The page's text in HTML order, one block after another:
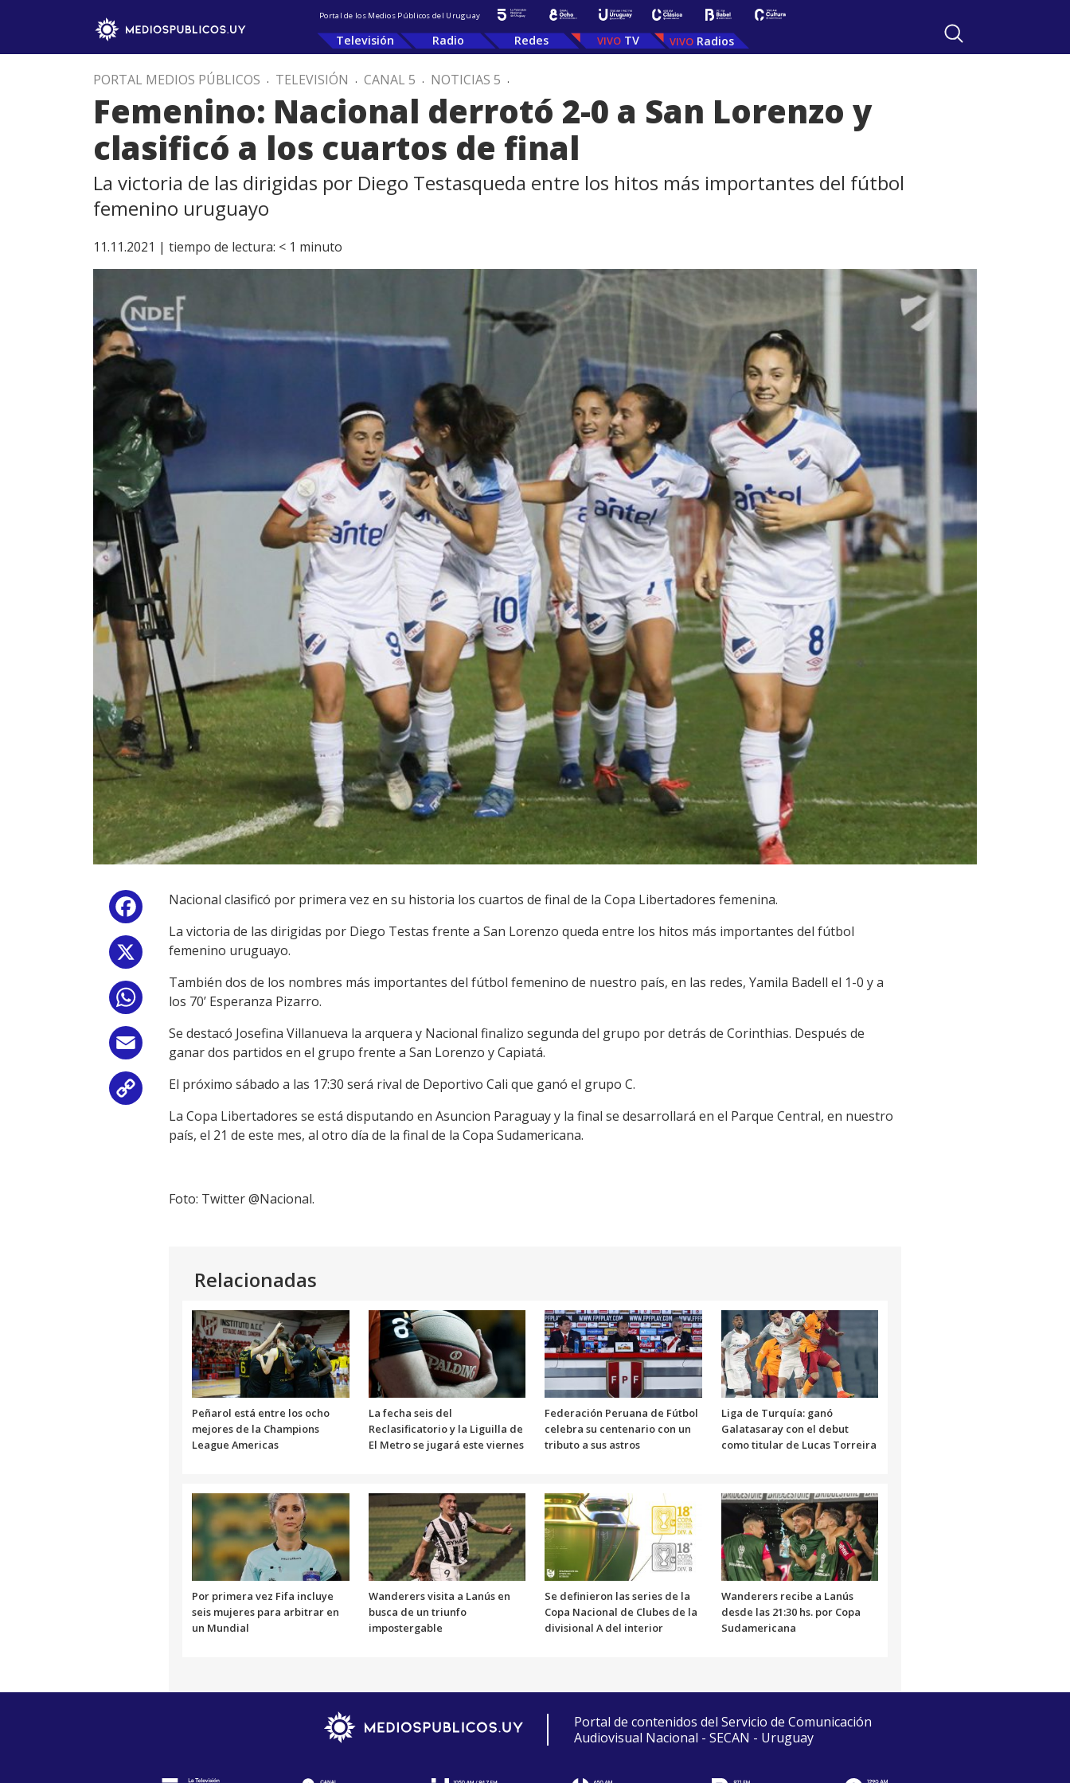
Portal de los Medios Públicos del Uruguay
Televisión Radio Redes TV Radios
PORTAL MEDIOS PÚBLICOS . TELEVISIÓN . CANAL 5 . NOTICIAS 5 .
Femenino: Nacional derrotó 2-0 a San Lorenzo y
clasificó a los cuartos de final
La victoria de las dirigidas por Diego Testasqueda entre los hitos más importantes del fútbol
femenino uruguayo
11.11.2021 | tiempo de lectura: < 1 minuto
Facebook
WhatsApp
Email
Copy
Link
Nacional clasificó por primera vez en su historia los cuartos de final de la Copa Libertadores femenina.
La victoria de las dirigidas por Diego Testas frente a San Lorenzo queda entre los hitos más importantes del fútbol
femenino uruguayo.
También dos de los nombres más importantes del fútbol femenino de nuestro país, en las redes, Yamila Badell el 1-0 y a
los 70’ Esperanza Pizarro.
Se destacó Josefina Villanueva la arquera y Nacional finalizo segunda del grupo por detrás de Corinthias. Después de
ganar dos partidos en el grupo frente a San Lorenzo y Capiatá.
El próximo sábado a las 17:30 será rival de Deportivo Cali que ganó el grupo C.
La Copa Libertadores se está disputando en Asuncion Paraguay y la final se desarrollará en el Parque Central, en nuestro
país, el 21 de este mes, al otro día de la final de la Copa Sudamericana.
Foto: Twitter@Nacional.
Relacionadas
Peñarol está entre los ocho
mejores de la Champions
League Americas
La fecha seis del
Reclasificatorio y la Liguilla de
El Metro se jugará este viernes
Federación Peruana de Fútbol
celebra su centenario con un
tributo a sus astros
Liga de Turquía: ganó
Galatasaray con el debut
como titular de Lucas Torreira
Por primera vez Fifa incluye
seis mujeres para arbitrar en
un Mundial
Wanderers visita a Lanús en
busca de un triunfo
impostergable
Se definieron las series de la
Copa Nacional de Clubes de la
divisional A del interior
Wanderers recibe a Lanús
desde las 21:30 hs. por Copa
Sudamericana
Portal de contenidos del Servicio de Comunicación
Audiovisual Nacional - SECAN - Uruguay